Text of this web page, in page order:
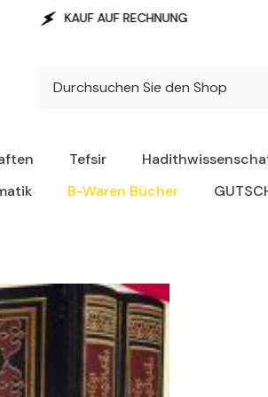
RECHNUNG Ab
Tefsir
B-Waren Bücher